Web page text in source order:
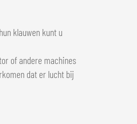
klauwen kunt u
of andere machines
dat er lucht bij